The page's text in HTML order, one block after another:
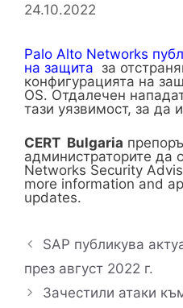
24.10.2022
Palo Alto Networks
на защита за
конфигурацията на
OS. Отдалечен
тази уязвимост, за да
CERT Bulgaria
администраторите да
Networks Security
more information and
updates.
SAP публикува
през август 2022 г.
Зачестили атаки